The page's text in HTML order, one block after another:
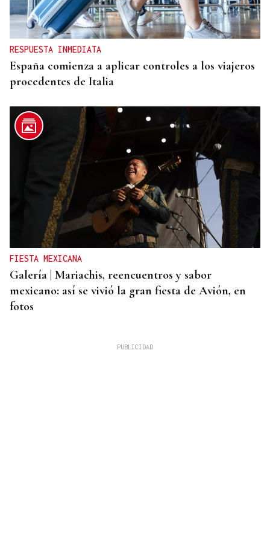
RESPUESTA INMEDIATA
España comienza a aplicar controles a los viajeros
procedentes de Italia
FIESTA MEXICANA
Galería | Mariachis, reencuentros y sabor
mexicano: así se vivió la gran fiesta de Avión, en
fotos